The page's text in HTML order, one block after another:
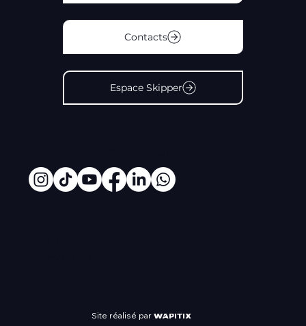
Contacts
Espace Skipper
Site réalisé par